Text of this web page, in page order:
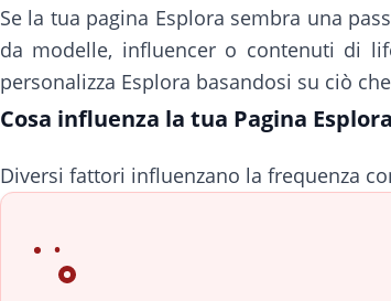
Se la tua pagina Esplora sembra una
da modelle, influencer o contenuti di
personalizza Esplora basandosi su ciò
Cosa influenza la tua Pagina Esplora
Diversi fattori influenzano la frequenza